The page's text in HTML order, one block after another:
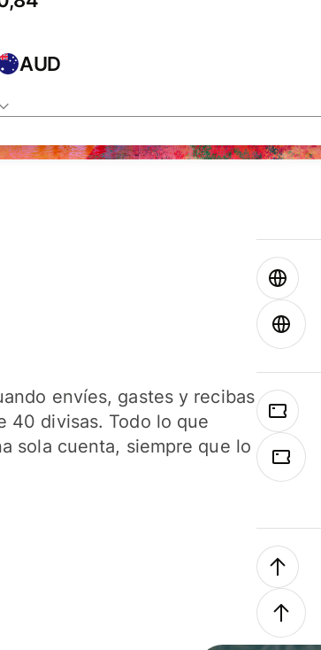
AUD
envíes, gastes y recibas
40 divisas. Todo lo que
sola cuenta, siempre que lo